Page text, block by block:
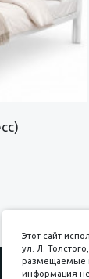
Этот сайт
ул. Л.
размещаемые
информация